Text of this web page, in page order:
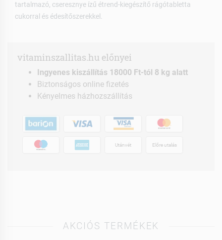
tartalmazó, cseresznye ízű étrend-kiegészítő rágótabletta
cukorral és édesítőszerekkel.
vitaminszallitas.hu előnyei
Ingyenes kiszállítás 18000 Ft-tól 8 kg alatt
Biztonságos online fizetés
Kényelmes házhozszállítás
Utánvét Előre utalás
AKCIÓS TERMÉKEK